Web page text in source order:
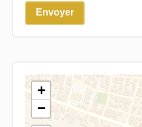
Envoyer
+
−